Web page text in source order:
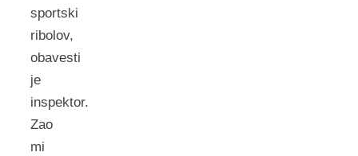
sportski
ribolov,
obavesti
je
inspektor.
Zao
mi